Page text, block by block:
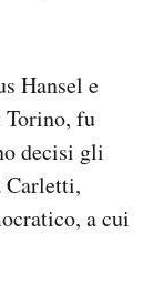
Hansel e
fu
decisi gli
Carletti,
a cui